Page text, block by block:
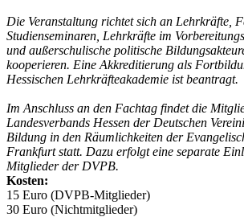
Die Veranstaltung richtet sich an Lehrkräfte,
Studienseminaren, Lehrkräfte im
und außerschulische politische
kooperieren. Eine Akkreditierung als
Hessischen Lehrkräfteakademie ist beantragt.
Im Anschluss an den Fachtag findet die
Landesverbands Hessen der Deutschen
Bildung in den Räumlichkeiten der
Frankfurt statt. Dazu erfolgt eine separate
Mitglieder der DVPB.
Kosten:
15 Euro (DVPB-Mitglieder)
30 Euro (Nichtmitglieder)